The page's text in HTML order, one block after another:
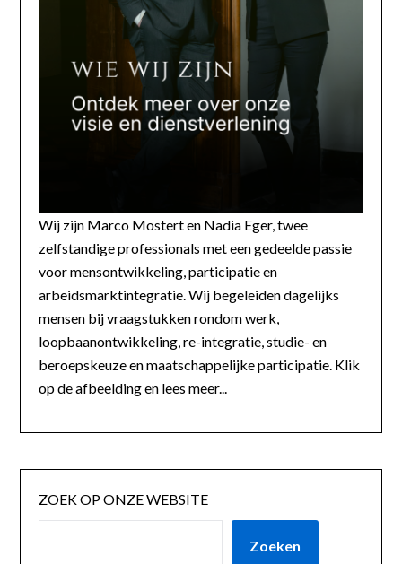
Wij zijn Marco Mostert en Nadia Eger, twee
zelfstandige professionals met een gedeelde passie
voor mensontwikkeling, participatie en
arbeidsmarktintegratie. Wij begeleiden dagelijks
mensen bij vraagstukken rondom werk,
loopbaanontwikkeling, re-integratie, studie- en
beroepskeuze en maatschappelijke participatie. Klik
op de afbeelding en lees meer...
ZOEK OP ONZE WEBSITE
Zoeken